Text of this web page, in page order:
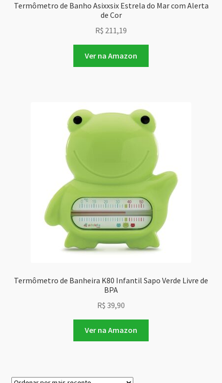
Termômetro de Banho Asixxsix Estrela do Mar com Alerta
de Cor
R$ 211,19
Ver na Amazon
Termômetro de Banheira K80 Infantil Sapo Verde Livre de
BPA
R$ 39,90
Ver na Amazon